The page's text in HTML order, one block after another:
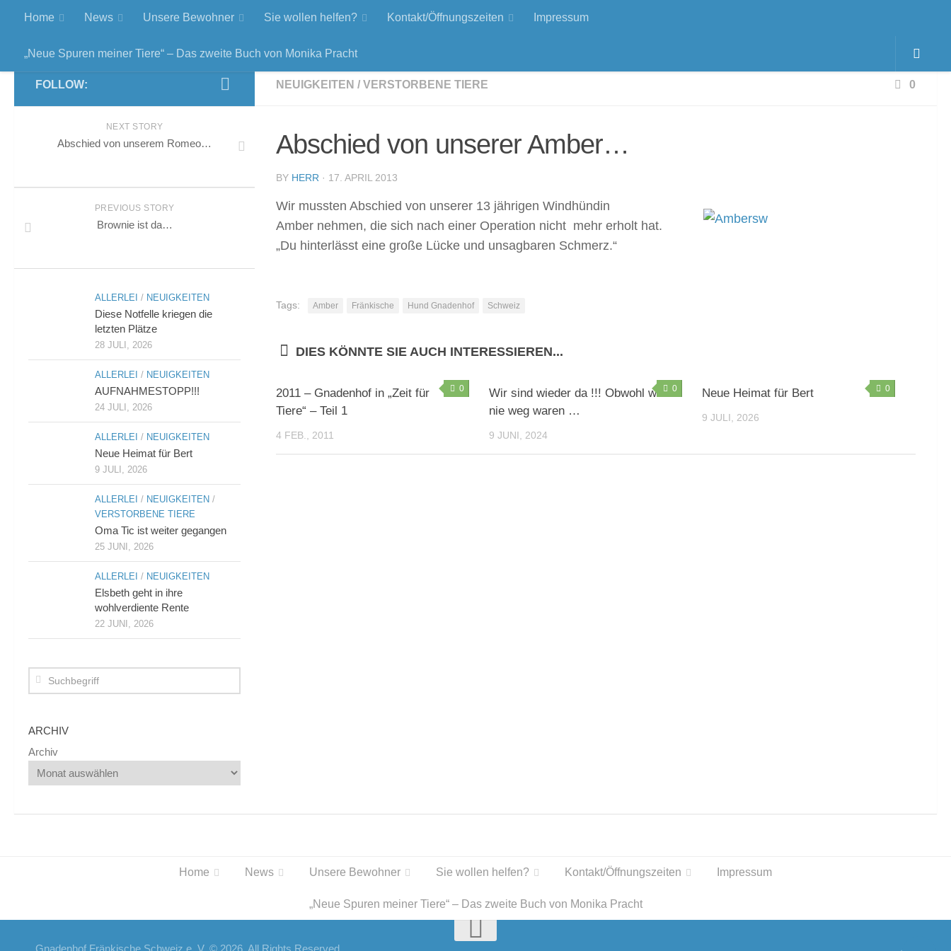
Home News Unsere Bewohner Sie wollen helfen? Kontakt/Öffnungszeiten Impressum
„Neue Spuren meiner Tiere“ – Das zweite Buch von Monika Pracht
NEUIGKEITEN / VERSTORBENE TIERE 0
Abschied von unserer Amber…
BY HERR · 17. APRIL 2013
Wir mussten Abschied von unserer 13 jährigen Windhündin
Amber nehmen, die sich nach einer Operation nicht mehr erholt hat.
„Du hinterlässt eine große Lücke und unsagbaren Schmerz.“
Tags: Amber Fränkische Hund Gnadenhof Schweiz
DIES KÖNNTE SIE AUCH INTERESSIEREN...
0
2011 – Gnadenhof in „Zeit für
Tiere“ – Teil 1
4 FEB., 2011
0
Wir sind wieder da !!! Obwohl wir
nie weg waren …
9 JUNI, 2024
0
Neue Heimat für Bert
9 JULI, 2026
FOLLOW:
NEXT STORY
Abschied von unserem Romeo…
PREVIOUS STORY
Brownie ist da…
ALLERLEI / NEUIGKEITEN
Diese Notfelle kriegen die
letzten Plätze
28 JULI, 2026
ALLERLEI / NEUIGKEITEN
AUFNAHMESTOPP!!!
24 JULI, 2026
ALLERLEI / NEUIGKEITEN
Neue Heimat für Bert
9 JULI, 2026
ALLERLEI / NEUIGKEITEN /
VERSTORBENE TIERE
Oma Tic ist weiter gegangen
25 JUNI, 2026
ALLERLEI / NEUIGKEITEN
Elsbeth geht in ihre
wohlverdiente Rente
22 JUNI, 2026
ARCHIV
Archiv
Home News Unsere Bewohner Sie wollen helfen? Kontakt/Öffnungszeiten Impressum
„Neue Spuren meiner Tiere“ – Das zweite Buch von Monika Pracht
Gnadenhof Fränkische Schweiz e. V. © 2026. All Rights Reserved.